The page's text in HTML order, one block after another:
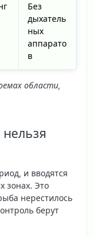
Без
дыхатель
ных
аппарато
в
области,
и вводятся
зонах. Это
нерестилось
берут